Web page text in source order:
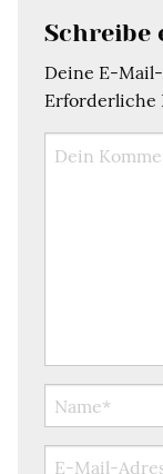
Schreibe
Deine E-
Erforderliche